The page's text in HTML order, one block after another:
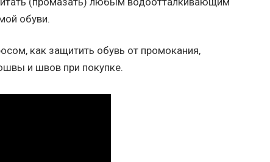
обуви.
как защитить обувь от промокания,
и швов при покупке.